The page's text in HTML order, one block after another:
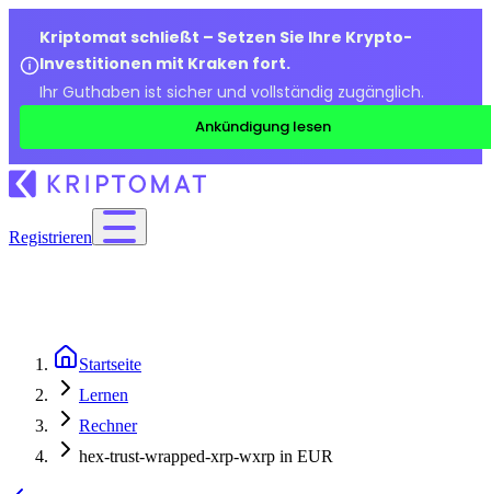
Kriptomat schließt – Setzen Sie Ihre Krypto-
Investitionen mit Kraken fort.
Ihr Guthaben ist sicher und vollständig zugänglich.
Ankündigung lesen
Registrieren
Startseite
Lernen
Rechner
hex-trust-wrapped-xrp-wxrp in EUR